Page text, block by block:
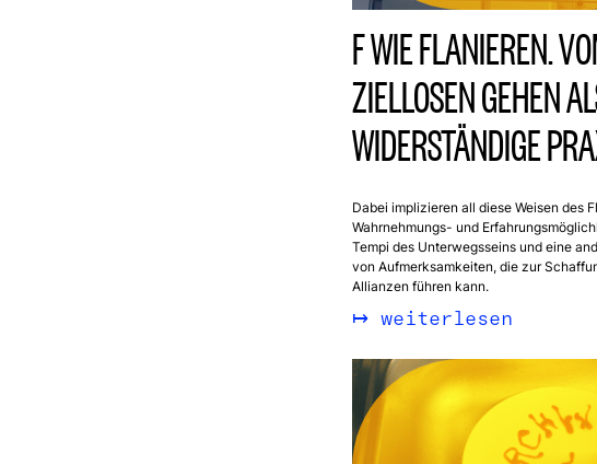
F WIE FLANIEREN.
ZIELLOSEN GEHEN
WIDERSTÄNDIGE
Dabei implizieren all diese Weisen des
Wahrnehmungs- und
Tempi des Unterwegsseins und eine
von Aufmerksamkeiten, die zur
Allianzen führen kann.
weiterlesen